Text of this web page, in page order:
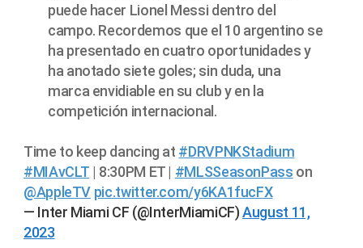
puede hacer Lionel Messi dentro del
campo. Recordemos que el 10 argentino se
ha presentado en cuatro oportunidades y
ha anotado siete goles; sin duda, una
marca envidiable en su club y en la
competición internacional.
Time to keep dancing at #DRVPNKStadium
#MIAvCLT | 8:30PM ET | #MLSSeasonPass on
@AppleTV pic.twitter.com/y6KA1fucFX
— Inter Miami CF (@InterMiamiCF)August 11,
2023